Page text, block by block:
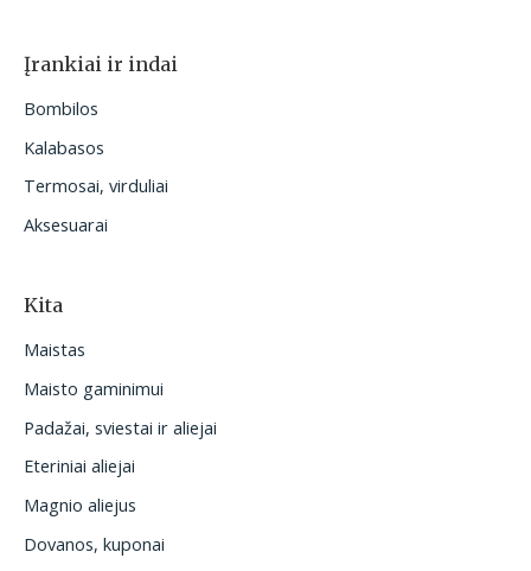
Įrankiai ir indai
Bombilos
Kalabasos
Termosai, virduliai
Aksesuarai
Kita
Maistas
Maisto gaminimui
Padažai, sviestai ir aliejai
Eteriniai aliejai
Magnio aliejus
Dovanos, kuponai